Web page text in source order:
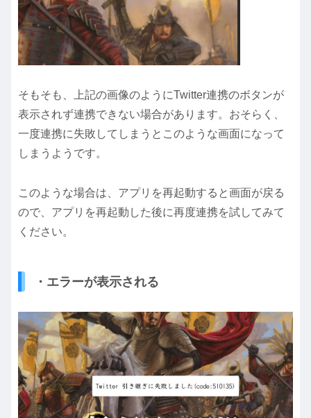
そもそも、上記の画像のようにTwitter連携のボタンが
表示されず連携できない場合があります。おそらく、
一度連携に失敗してしまうとこのような画面になって
しまうようです。
このような場合は、アプリを再起動すると画面が戻る
ので、アプリを再起動した後に再度連携を試してみて
ください。
・エラーが表示される